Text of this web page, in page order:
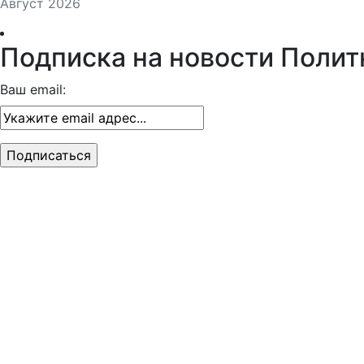
Август 2026
Подписка на новости
Ваш email: